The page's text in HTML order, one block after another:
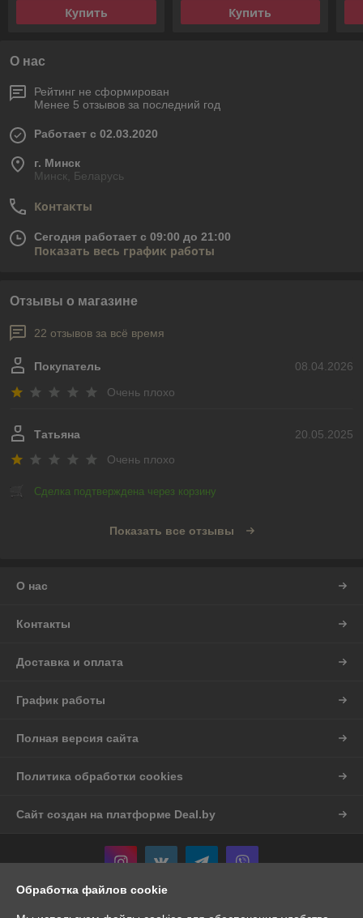
Купить Купить
О нас
Рейтинг не сформирован
Менее 5 отзывов за последний год
Работает с 02.03.2020
г. Минск
Минск, Беларусь
Контакты
Сегодня работает с 09:00 до 21:00
Показать весь график работы
Отзывы о магазине
22 отзывов за всё время
08.04.2026
Покупатель
Очень плохо
20.05.2025
Татьяна
Очень плохо
Сделка подтверждена через корзину
Показать все отзывы
О нас
Контакты
Доставка и оплата
График работы
Полная версия сайта
Политика обработки cookies
Сайт создан на платформе Deal.by
Информация для покупателя
Обработка файлов cookie